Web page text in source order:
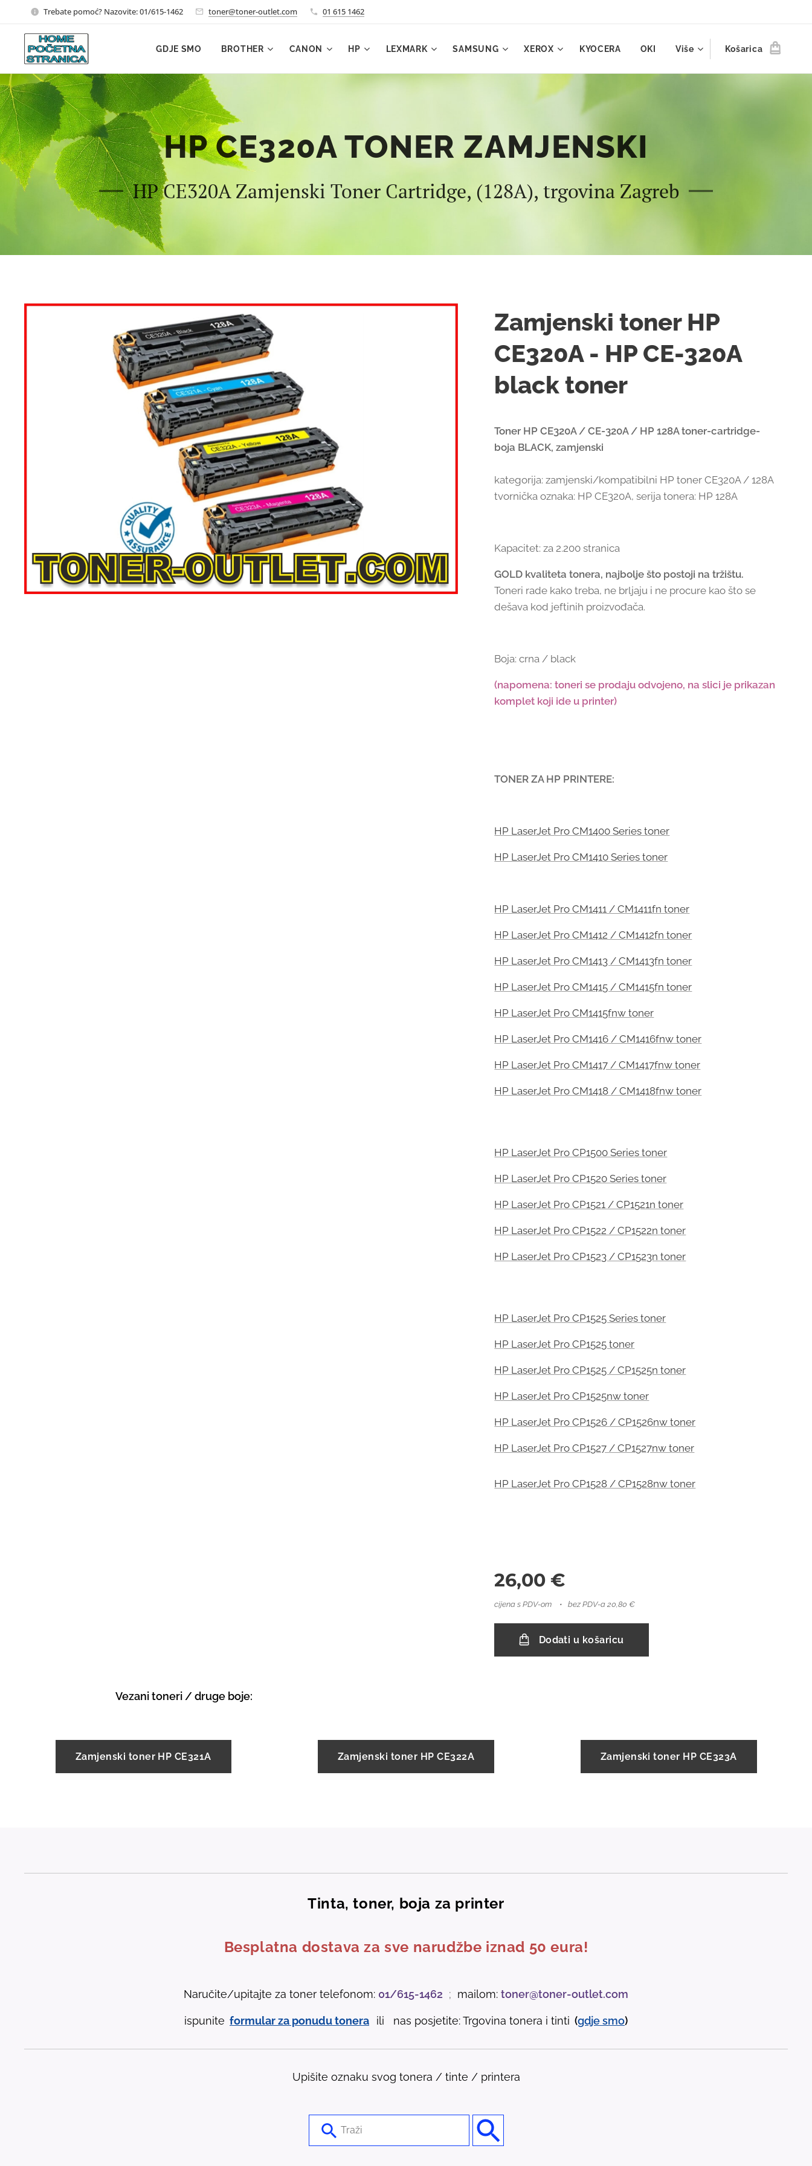
Trebate pomoć? Nazovite: 01/615-1462 toner@toner-outlet.com 01 615 1462
GDJE SMO BROTHER CANON HP LEXMARK SAMSUNG XEROX KYOCERA OKI Više Košarica
HP CE320A TONER ZAMJENSKI
HP CE320A Zamjenski Toner Cartridge, (128A), trgovina Zagreb
Zamjenski toner HP
CE320A - HP CE-320A
black toner
Toner HP CE320A / CE-320A / HP 128A toner-cartridge-
boja BLACK, zamjenski
kategorija: zamjenski/kompatibilni HP toner CE320A / 128A
tvornička oznaka: HP CE320A, serija tonera: HP 128A
Kapacitet: za 2.200 stranica
GOLD kvaliteta tonera, najbolje što postoji na tržištu.
Toneri rade kako treba, ne brljaju i ne procure kao što se
dešava kod jeftinih proizvođača.
Boja: crna / black
(napomena: toneri se prodaju odvojeno, na slici je prikazan
komplet koji ide u printer)
TONER ZA HP PRINTERE:
HP LaserJet Pro CM1400 Series toner
HP LaserJet Pro CM1410 Series toner
HP LaserJet Pro CM1411 / CM1411fn toner
HP LaserJet Pro CM1412 / CM1412fn toner
HP LaserJet Pro CM1413 / CM1413fn toner
HP LaserJet Pro CM1415 / CM1415fn toner
HP LaserJet Pro CM1415fnw toner
HP LaserJet Pro CM1416 / CM1416fnw toner
HP LaserJet Pro CM1417 / CM1417fnw toner
HP LaserJet Pro CM1418 / CM1418fnw toner
HP LaserJet Pro CP1500 Series toner
HP LaserJet Pro CP1520 Series toner
HP LaserJet Pro CP1521 / CP1521n toner
HP LaserJet Pro CP1522 / CP1522n toner
HP LaserJet Pro CP1523 / CP1523n toner
HP LaserJet Pro CP1525 Series toner
HP LaserJet Pro CP1525 toner
HP LaserJet Pro CP1525 / CP1525n toner
HP LaserJet Pro CP1525nw toner
HP LaserJet Pro CP1526 / CP1526nw toner
HP LaserJet Pro CP1527 / CP1527nw toner
HP LaserJet Pro CP1528 / CP1528nw toner
26,00 €
cijena s PDV-om bez PDV-a 20,80 €
Dodati u košaricu
Vezani toneri / druge boje:
Zamjenski toner HP CE321A Zamjenski toner HP CE322A Zamjenski toner HP CE323A
Tinta, toner, boja za printer
Besplatna dostava za sve narudžbe iznad 50 eura!
Naručite/upitajte za toner telefonom: 01/615-1462 ; mailom: toner@toner-outlet.com
ispunite formular za ponudu tonera ili nas posjetite: Trgovina tonera i tinti (gdjesmo)
Upišite oznaku svog tonera / tinte / printera